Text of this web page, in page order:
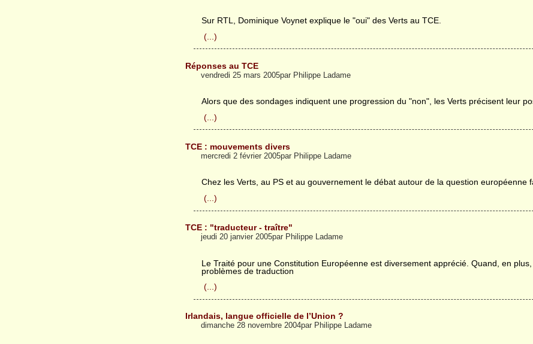
Sur RTL, Dominique Voynet explique le "oui" des Verts au TCE.
(...)
Réponses au TCE
vendredi 25 mars 2005par Philippe Ladame
Alors que des sondages indiquent une progression du "non", les Verts précisent leur
(...)
TCE : mouvements divers
mercredi 2 février 2005par Philippe Ladame
Chez les Verts, au PS et au gouvernement le débat autour de la question européenne
(...)
TCE : "traducteur - traître"
jeudi 20 janvier 2005par Philippe Ladame
Le Traité pour une Constitution Européenne est diversement apprécié. Quand, en
problèmes de traduction
(...)
Irlandais, langue officielle de l’Union ?
dimanche 28 novembre 2004par Philippe Ladame